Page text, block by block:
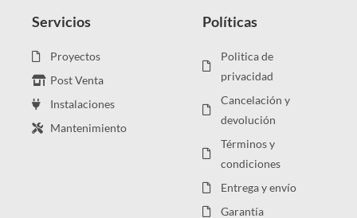
Servicios
Proyectos
Post Venta
Instalaciones
Mantenimiento
Políticas
Politica de
privacidad
Cancelación y
devolución
Términos y
condiciones
Entrega y envío
Garantía